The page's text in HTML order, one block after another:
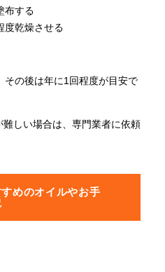
布する
度乾燥させる
その後は年に1回程度が目安で
しい場合は、専門業者に依頼
めのオイルやお手